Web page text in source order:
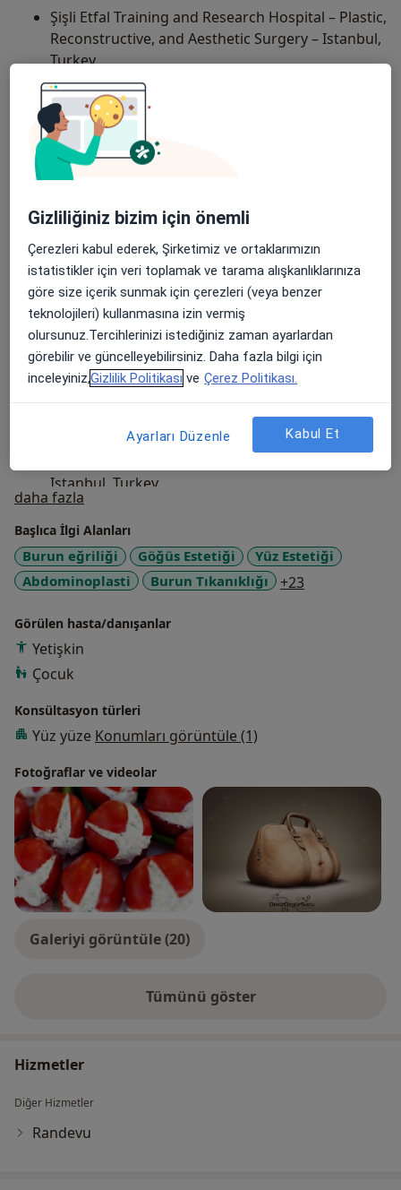
Şişli Etfal Training and Research Hospital – Plastic,
Reconstructive, and Aesthetic Surgery – Istanbul,
Turkey
Humboldt University – Medicine – Berlin,
Germany
Istanbul University – Istanbul Faculty of Medicine
(ÇAPA) – Istanbul, Turkey
Experience
Private Lara Anatolia Hospital – Antalya, Turkey
Private Antalya Anatolia Hospital – Antalya,
Turkey
Private Talya Medical Center – Antalya, Turkey
St. George’s Hospital – London, UK
Iğdır State Hospital – Iğdır, Turkey
Istanbul, Turkey
daha fazla
Başlıca İlgi Alanları
Burun eğriliği Göğüs Estetiği
Yüz Estetiği
Abdominoplasti
Burun Tıkanıklığı +23
Görülen hasta/danışanlar
Yetişkin
Çocuk
Konsültasyon türleri
Yüz yüze Konumları görüntüle (1)
Fotoğraflar ve videolar
Galeriyi görüntüle (20)
Tümünü gösterdeneyim hakkında
Hizmetler
Diğer Hizmetler
Randevu
Gizliliğiniz bizim için önemli
Çerezleri kabul ederek, Şirketimiz ve ortaklarımızın
istatistikler için veri toplamak ve tarama alışkanlıklarınıza
göre size içerik sunmak için çerezleri (veya benzer
teknolojileri) kullanmasına izin vermiş
olursunuz.Tercihlerinizi istediğiniz zaman ayarlardan
görebilir ve güncelleyebilirsiniz. Daha fazla bilgi için
inceleyiniz,Gizlilik Politikası ve Çerez Politikası.
Ayarları Düzenle Kabul Et